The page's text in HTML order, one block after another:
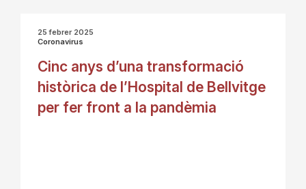
25 febrer 2025
Coronavirus
Cinc anys d’una transformació
històrica de l’Hospital de Bellvitge
per fer front a la pandèmia